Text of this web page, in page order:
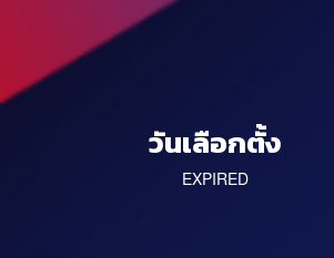
วันเลือกตั้ง
EXPIRED